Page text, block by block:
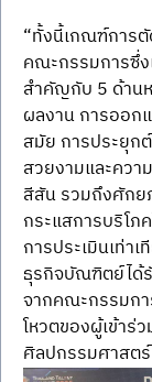
“ทั้งนี้เกณฑ์การตั
คณะกรรมการซึ่ง
สำคัญกับ 5 ด้าน
ผลงาน การออ
สมัย การประยุก
สวยงามและคว
สีสัน รวมถึงศักย
กระแสการบริโภ
การประเมินเท่า
ธุรกิจบัณฑิตย์ได้
จากคณะกรรมก
โหวตของผู้เข้า
ศิลปกรรมศาสต